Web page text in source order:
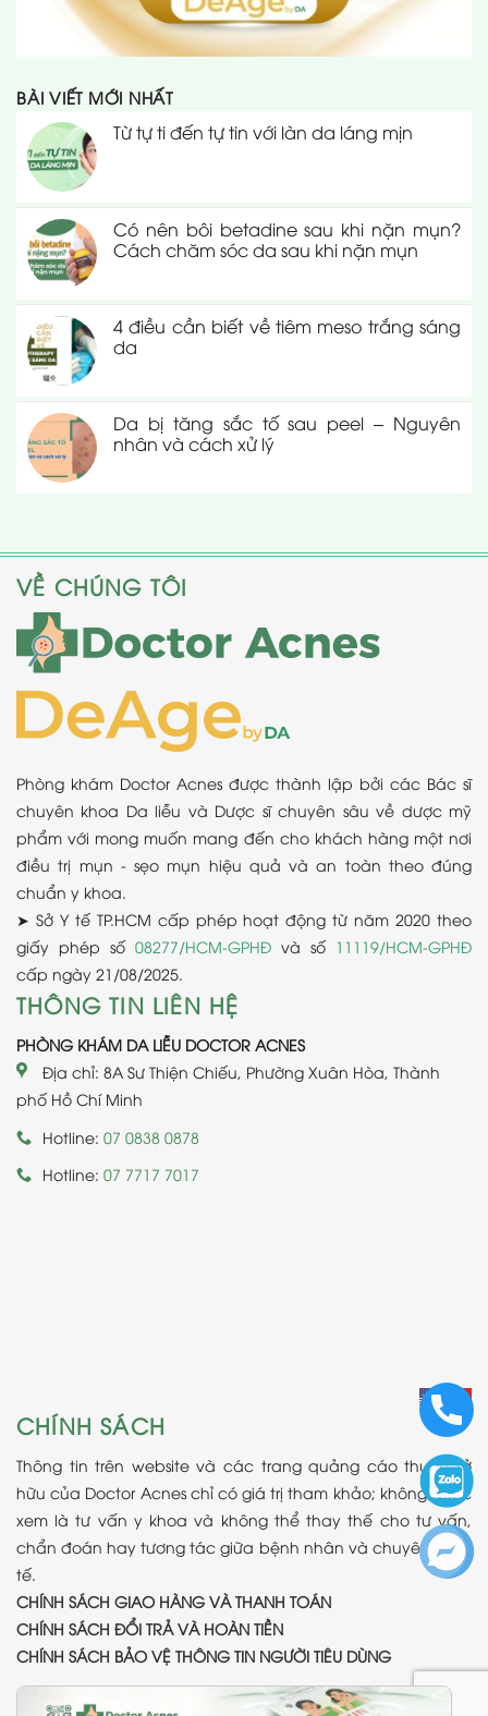
BÀI VIẾT MỚI NHẤT
Từ tự ti đến tự tin với làn da láng mịn
Có nên bôi betadine sau khi nặn mụn?
Cách chăm sóc da sau khi nặn mụn
4 điều cần biết về tiêm meso trắng sáng
da
Da bị tăng sắc tố sau peel – Nguyên
nhân và cách xử lý
VỀ CHÚNG TÔI
Phòng khám Doctor Acnes được thành lập bởi các Bác sĩ
chuyên khoa Da liễu và Dược sĩ chuyên sâu về dược mỹ
phẩm với mong muốn mang đến cho khách hàng một nơi
điều trị mụn - sẹo mụn hiệu quả và an toàn theo đúng
chuẩn y khoa.
➤ Sở Y tế TP.HCM cấp phép hoạt động từ năm 2020 theo
giấy phép số 08277/HCM-GPHĐ và số 11119/HCM-GPHĐ
cấp ngày 21/08/2025.
THÔNG TIN LIÊN HỆ
PHÒNG KHÁM DA LIỄU DOCTOR ACNES
Địa chỉ: 8A Sư Thiện Chiếu, Phường Xuân Hòa, Thành
phố Hồ Chí Minh
Hotline: 07 0838 0878
Hotline: 07 7717 7017
CHÍNH SÁCH
Thông tin trên website và các trang quảng cáo thuộc sở
hữu của Doctor Acnes chỉ có giá trị tham khảo; không được
xem là tư vấn y khoa và không thể thay thế cho tư vấn,
chẩn đoán hay tương tác giữa bệnh nhân và chuyên gia y
tế.
CHÍNH SÁCH GIAO HÀNG VÀ THANH TOÁN
CHÍNH SÁCH ĐỔI TRẢ VÀ HOÀN TIỀN
CHÍNH SÁCH BẢO VỆ THÔNG TIN NGƯỜI TIÊU DÙNG